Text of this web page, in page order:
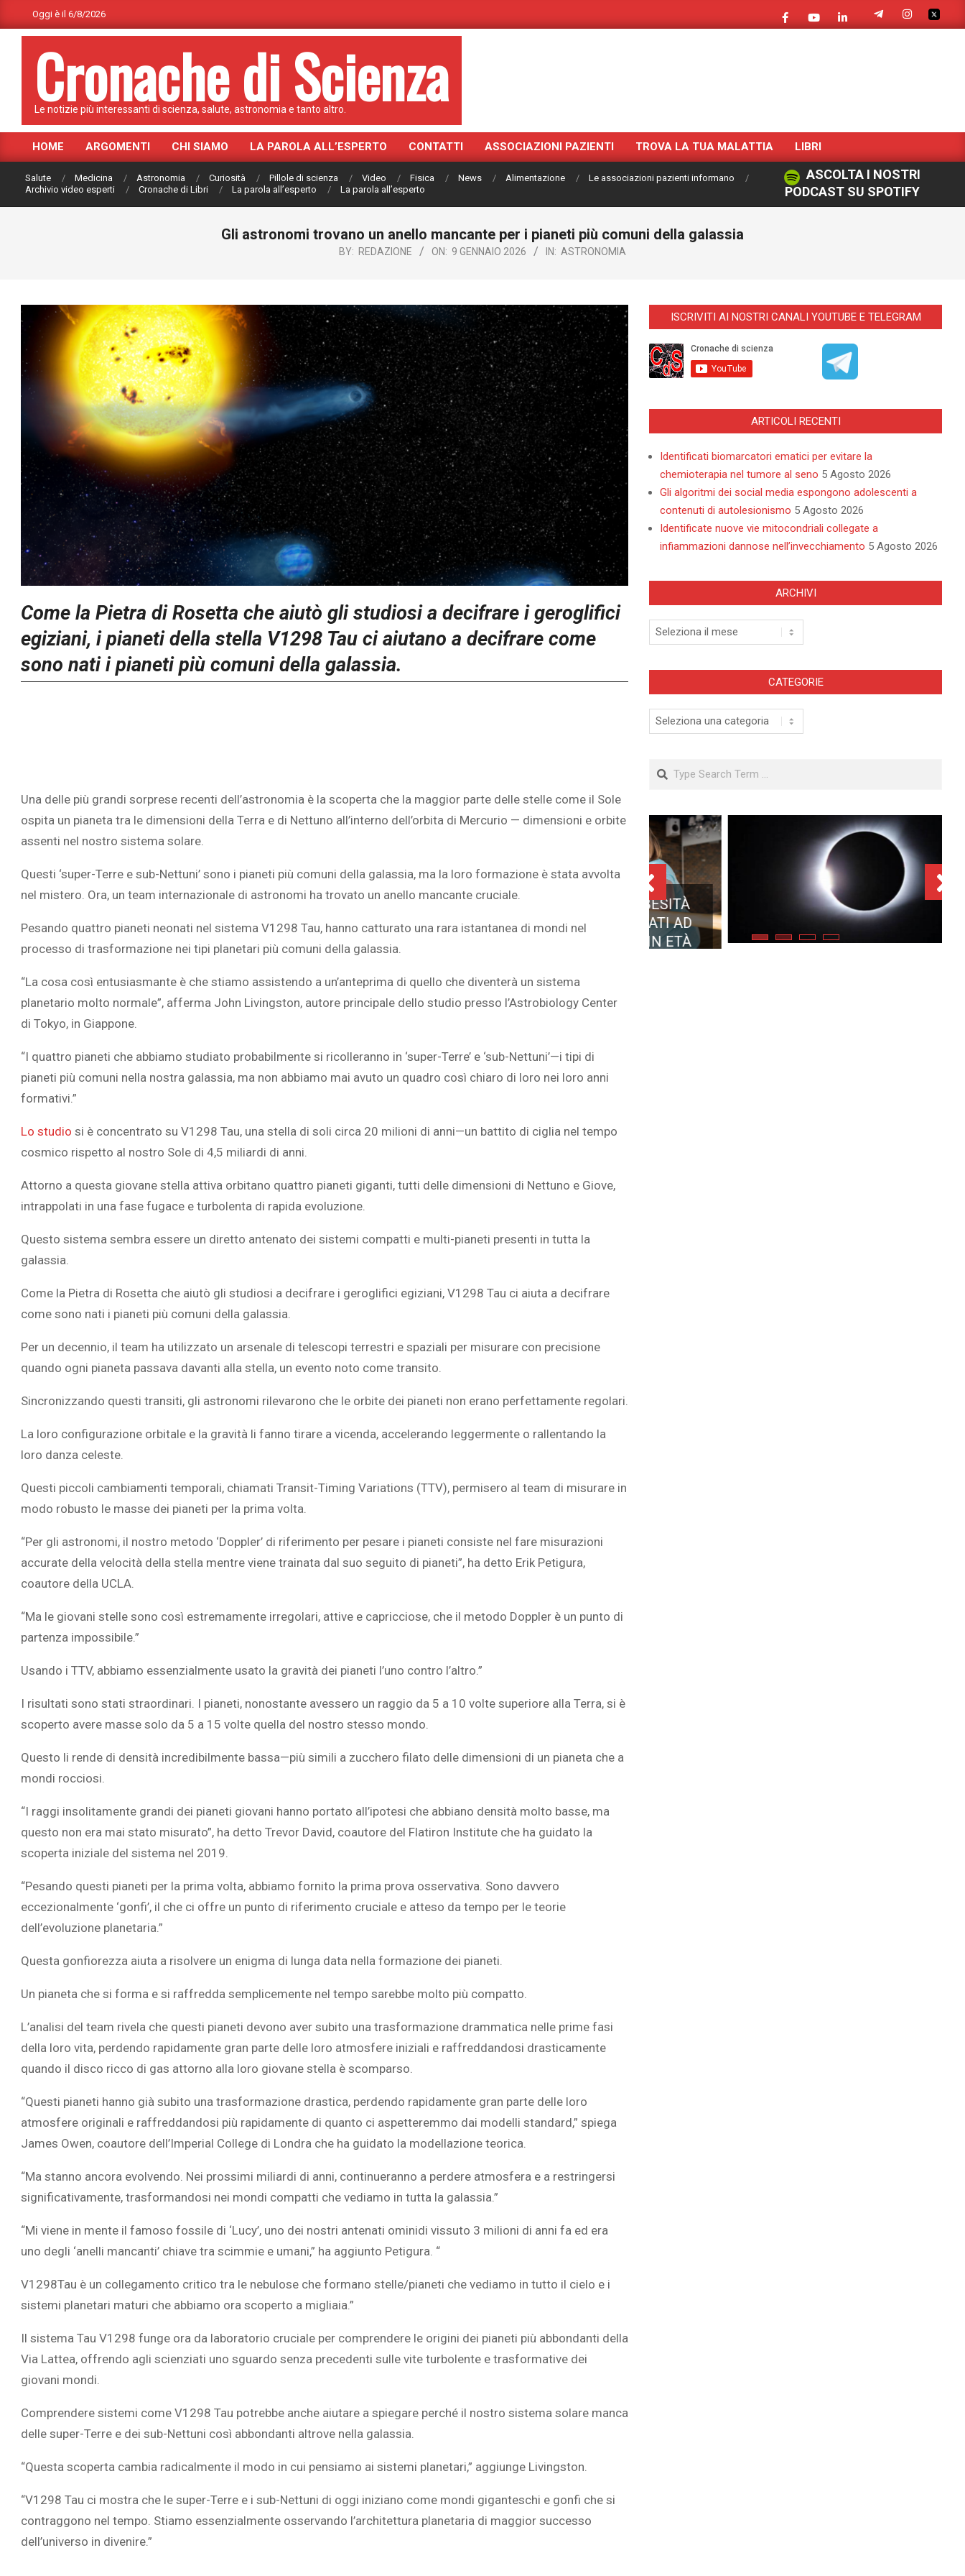
to
Oggi è il 6/8/2026
Cronache di Scienza
Le notizie più interessanti di scienza, salute, astronomia e tanto altro.
Primary
Navigation
Menu
HOME ARGOMENTI CHI SIAMO LA PAROLA ALL’ESPERTO CONTATTI ASSOCIAZIONI PAZIENTI TROVA LA TUA MALATTIA LIBRI
Salute Medicina Astronomia Curiosità Pillole di scienza Video Fisica News Alimentazione
Le associazioni pazienti informano
Archivio video esperti
Cronache di Libri La parola all’esperto La parola all’esperto
ASCOLTA I NOSTRI
PODCAST SU SPOTIFY
Gli astronomi trovano un anello mancante per i pianeti più comuni della galassia
BY: REDAZIONE ON: 9 GENNAIO 2026 IN: ASTRONOMIA
Come la Pietra di Rosetta che aiutò gli studiosi a decifrare i geroglifici
egiziani, i pianeti della stella V1298 Tau ci aiutano a decifrare come
sono nati i pianeti più comuni della galassia.
Una delle più grandi sorprese recenti dell’astronomia è la scoperta che la maggior parte delle stelle come il Sole
ospita un pianeta tra le dimensioni della Terra e di Nettuno all’interno dell’orbita di Mercurio — dimensioni e orbite
assenti nel nostro sistema solare.
Questi ‘super-Terre e sub-Nettuni’ sono i pianeti più comuni della galassia, ma la loro formazione è stata avvolta
nel mistero. Ora, un team internazionale di astronomi ha trovato un anello mancante cruciale.
Pesando quattro pianeti neonati nel sistema V1298 Tau, hanno catturato una rara istantanea di mondi nel
processo di trasformazione nei tipi planetari più comuni della galassia.
“La cosa così entusiasmante è che stiamo assistendo a un’anteprima di quello che diventerà un sistema
planetario molto normale”, afferma John Livingston, autore principale dello studio presso l’Astrobiology Center
di Tokyo, in Giappone.
“I quattro pianeti che abbiamo studiato probabilmente si ricolleranno in ‘super-Terre’ e ‘sub-Nettuni’—i tipi di
pianeti più comuni nella nostra galassia, ma non abbiamo mai avuto un quadro così chiaro di loro nei loro anni
formativi.”
Lo studio si è concentrato su V1298 Tau, una stella di soli circa 20 milioni di anni—un battito di ciglia nel tempo
cosmico rispetto al nostro Sole di 4,5 miliardi di anni.
Attorno a questa giovane stella attiva orbitano quattro pianeti giganti, tutti delle dimensioni di Nettuno e Giove,
intrappolati in una fase fugace e turbolenta di rapida evoluzione.
Questo sistema sembra essere un diretto antenato dei sistemi compatti e multi-pianeti presenti in tutta la
galassia.
Come la Pietra di Rosetta che aiutò gli studiosi a decifrare i geroglifici egiziani, V1298 Tau ci aiuta a decifrare
come sono nati i pianeti più comuni della galassia.
Per un decennio, il team ha utilizzato un arsenale di telescopi terrestri e spaziali per misurare con precisione
quando ogni pianeta passava davanti alla stella, un evento noto come transito.
Sincronizzando questi transiti, gli astronomi rilevarono che le orbite dei pianeti non erano perfettamente regolari.
La loro configurazione orbitale e la gravità li fanno tirare a vicenda, accelerando leggermente o rallentando la
loro danza celeste.
Questi piccoli cambiamenti temporali, chiamati Transit-Timing Variations (TTV), permisero al team di misurare in
modo robusto le masse dei pianeti per la prima volta.
“Per gli astronomi, il nostro metodo ‘Doppler’ di riferimento per pesare i pianeti consiste nel fare misurazioni
accurate della velocità della stella mentre viene trainata dal suo seguito di pianeti”, ha detto Erik Petigura,
coautore della UCLA.
“Ma le giovani stelle sono così estremamente irregolari, attive e capricciose, che il metodo Doppler è un punto di
partenza impossibile.”
Usando i TTV, abbiamo essenzialmente usato la gravità dei pianeti l’uno contro l’altro.”
I risultati sono stati straordinari. I pianeti, nonostante avessero un raggio da 5 a 10 volte superiore alla Terra, si è
scoperto avere masse solo da 5 a 15 volte quella del nostro stesso mondo.
Questo li rende di densità incredibilmente bassa—più simili a zucchero filato delle dimensioni di un pianeta che a
mondi rocciosi.
“I raggi insolitamente grandi dei pianeti giovani hanno portato all’ipotesi che abbiano densità molto basse, ma
questo non era mai stato misurato”, ha detto Trevor David, coautore del Flatiron Institute che ha guidato la
scoperta iniziale del sistema nel 2019.
“Pesando questi pianeti per la prima volta, abbiamo fornito la prima prova osservativa. Sono davvero
eccezionalmente ‘gonfi’, il che ci offre un punto di riferimento cruciale e atteso da tempo per le teorie
dell’evoluzione planetaria.”
Questa gonfiorezza aiuta a risolvere un enigma di lunga data nella formazione dei pianeti.
Un pianeta che si forma e si raffredda semplicemente nel tempo sarebbe molto più compatto.
L’analisi del team rivela che questi pianeti devono aver subito una trasformazione drammatica nelle prime fasi
della loro vita, perdendo rapidamente gran parte delle loro atmosfere iniziali e raffreddandosi drasticamente
quando il disco ricco di gas attorno alla loro giovane stella è scomparso.
“Questi pianeti hanno già subito una trasformazione drastica, perdendo rapidamente gran parte delle loro
atmosfere originali e raffreddandosi più rapidamente di quanto ci aspetteremmo dai modelli standard,” spiega
James Owen, coautore dell’Imperial College di Londra che ha guidato la modellazione teorica.
“Ma stanno ancora evolvendo. Nei prossimi miliardi di anni, continueranno a perdere atmosfera e a restringersi
significativamente, trasformandosi nei mondi compatti che vediamo in tutta la galassia.”
“Mi viene in mente il famoso fossile di ‘Lucy’, uno dei nostri antenati ominidi vissuto 3 milioni di anni fa ed era
uno degli ‘anelli mancanti’ chiave tra scimmie e umani,” ha aggiunto Petigura. “
V1298Tau è un collegamento critico tra le nebulose che formano stelle/pianeti che vediamo in tutto il cielo e i
sistemi planetari maturi che abbiamo ora scoperto a migliaia.”
Il sistema Tau V1298 funge ora da laboratorio cruciale per comprendere le origini dei pianeti più abbondanti della
Via Lattea, offrendo agli scienziati uno sguardo senza precedenti sulle vite turbolente e trasformative dei
giovani mondi.
Comprendere sistemi come V1298 Tau potrebbe anche aiutare a spiegare perché il nostro sistema solare manca
delle super-Terre e dei sub-Nettuni così abbondanti altrove nella galassia.
“Questa scoperta cambia radicalmente il modo in cui pensiamo ai sistemi planetari,” aggiunge Livingston.
“V1298 Tau ci mostra che le super-Terre e i sub-Nettuni di oggi iniziano come mondi giganteschi e gonfi che si
contraggono nel tempo. Stiamo essenzialmente osservando l’architettura planetaria di maggior successo
dell’universo in divenire.”
ISCRIVITI AI NOSTRI CANALI YOUTUBE E TELEGRAM
ARTICOLI RECENTI
Identificati biomarcatori ematici per evitare la
chemioterapia nel tumore al seno 5 Agosto 2026
Gli algoritmi dei social media espongono adolescenti a
contenuti di autolesionismo 5 Agosto 2026
Identificate nuove vie mitocondriali collegate a
infiammazioni dannose nell’invecchiamento 5 Agosto 2026
ARCHIVI
Archivi
CATEGORIE
Categorie
Search
L’ATTIVITÀ CEREBRALE
RIVELA LE MELODIE CHE LE
INFANTILE ASSOCIATI AD
ASSENZA DI FIGLI IN ETÀ
ECLISSE TOTALE DEL 12
AGOSTO 2026: DOVE SI
POTRÀ VEDERE